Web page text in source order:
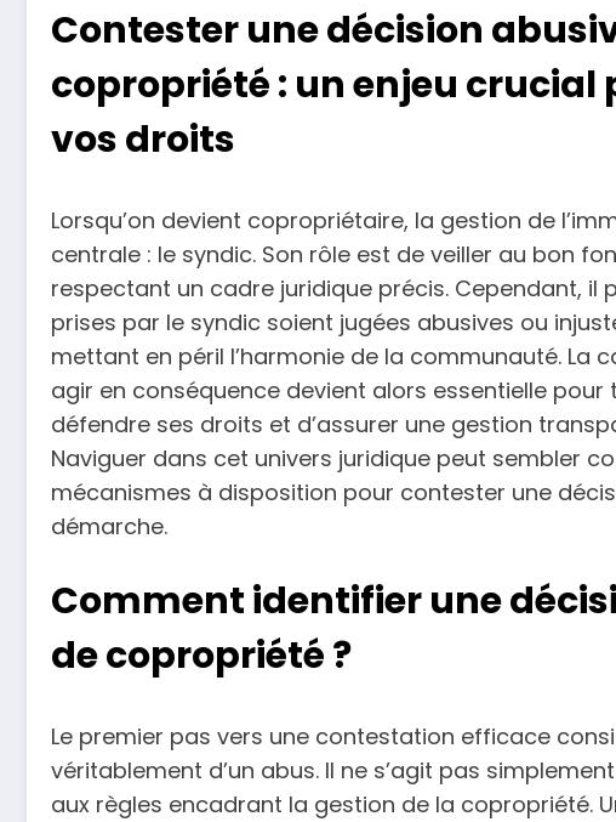
Contester une décision
copropriété : un enjeu
vos droits
Lorsqu’on devient copropriétaire, la gestion de
centrale : le syndic. Son rôle est de veiller au bon
respectant un cadre juridique précis. Cependant, il
prises par le syndic soient jugées abusives ou
mettant en péril l’harmonie de la communauté. La
agir en conséquence devient alors essentielle
défendre ses droits et d’assurer une gestion
Naviguer dans cet univers juridique peut sembler
mécanismes à disposition pour contester une
démarche.
Comment identifier une
de copropriété ?
Le premier pas vers une contestation efficace
véritablement d’un abus. Il ne s’agit pas
aux règles encadrant la gestion de la copropriété.